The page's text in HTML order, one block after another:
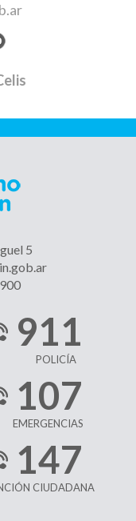
5
911
POLICÍA
107
EMERGENCIAS
147
CIUDADANA